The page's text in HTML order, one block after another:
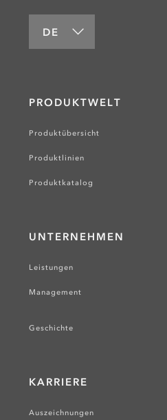
DE
PRODUKTWELT
Produktübersicht
Produktlinien
Produktkatalog
UNTERNEHMEN
Leistungen
Management
Geschichte
KARRIERE
Auszeichnungen